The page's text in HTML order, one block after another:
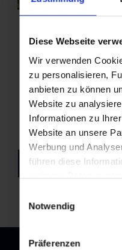
Diese Webseite
Wir verwenden
zu personalisieren,
anbieten zu können
Website zu
Informationen zu
Website an unsere
Werbung und
führen diese
weiteren Daten
Nutzung der Dienste
Notwendig
Präferenzen
zurück zur Übersicht